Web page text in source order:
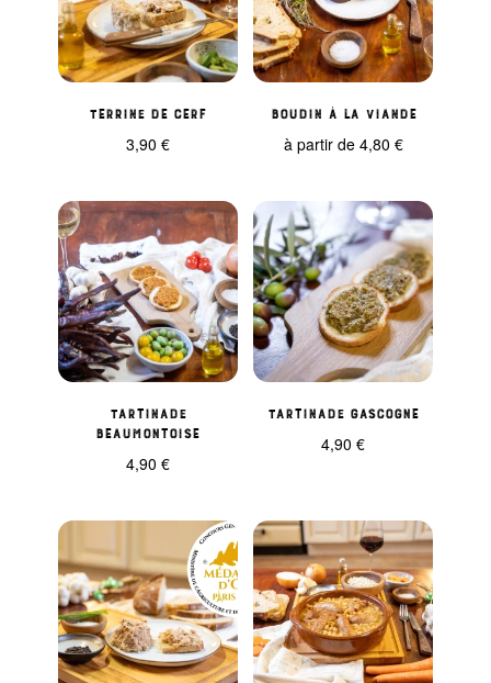
Terrine de cerf
3,90 €
Boudin à la viande
à partir de 4,80 €
Tartinade
Beaumontoise
4,90 €
Tartinade gascogne
4,90€